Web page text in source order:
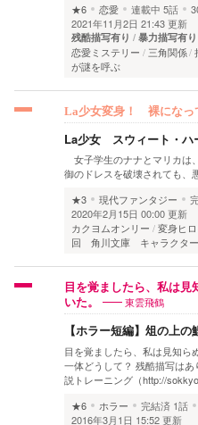
★6
恋愛 連載中 5話
2021年11月2日 21:43 更新
残酷描写有り 暴力描写有り
恋愛ミステリー 三角関係
が謎を呼ぶ
La少女変身！ 裸になっ
La少女 スウィート・ハ
女子学生のナナとマリカ
御のドレスを破壊されても、
★3
現代ファンタジー
2020年2月15日 00:00 更新
カクヨムオンリー
変身ヒ
回 角川文庫 キャラクタ
目を覚ましたら、私は見
いた。
東雲飛鶴
【ホラー短編】俎の上の
目を覚ましたら、私は見知
一体どうして？ 残酷描写は
説トレーニング（http://
★6
ホラー 完結済 1話
2016年3月1日 15:52 更新